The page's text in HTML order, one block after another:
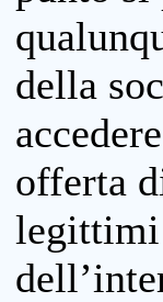
della
offerta
legittimi